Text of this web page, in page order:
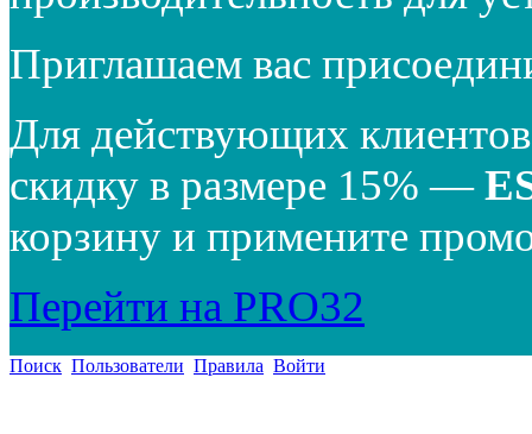
Приглашаем вас
Для действующих
скидку в размере 15% —
корзину и примените
Перейти на PRO32
Поиск Пользователи Правила Войти